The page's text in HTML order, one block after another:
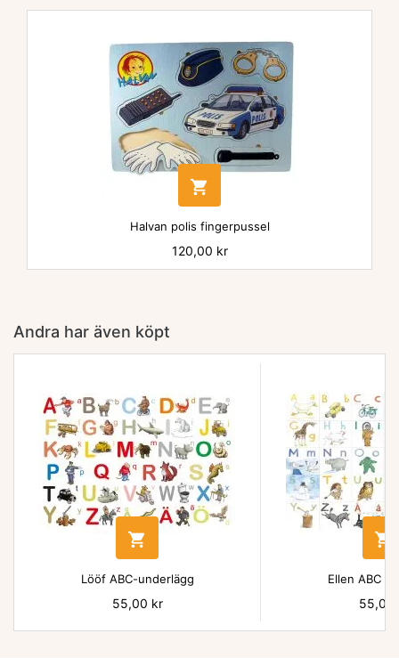

Halvan polis fingerpussel
Pris
120,00 kr
Andra har även köpt

Lööf ABC-underlägg
Pris
55,00 kr

Ellen ABC
Pris
55,00